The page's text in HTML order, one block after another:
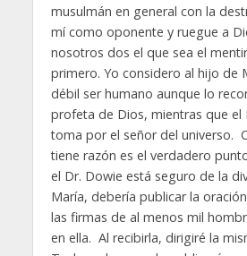
musulmán en general con la
mí como oponente y ruegue a
nosotros dos el que sea el
primero. Yo considero al hijo de
débil ser humano aunque lo
profeta de Dios, mientras que el
toma por el señor del universo.
tiene razón es el verdadero
el Dr. Dowie está seguro de la
María, debería publicar la
las firmas de al menos mil
en ella. Al recibirla, dirigiré la